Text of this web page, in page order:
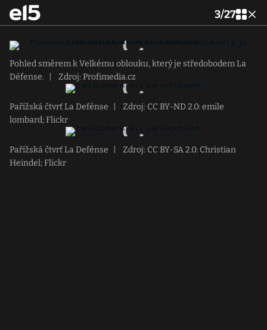
3/27
Pohled směrem k Velkému oblouku, který je středobodem La
Défense.
Zdroj: Profimedia.cz
Pařížská čtvrť La Defénse
Zdroj: CC BY-ND 2.0: emile
lombard; Flickr
Pařížská čtvrť La Defénse
Zdroj: CC BY-SA 2.0: Christian
Heindel; Flickr